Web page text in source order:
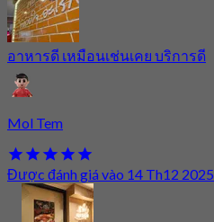
อาหารดี เหมือนเช่นเคย บริการดี
Mol Tem
Được đánh giá vào 14 Th12 2025